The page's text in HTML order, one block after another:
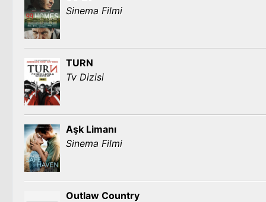
Sinema Filmi
TURN
Tv Dizisi
Aşk Limanı
Sinema Filmi
Outlaw Country